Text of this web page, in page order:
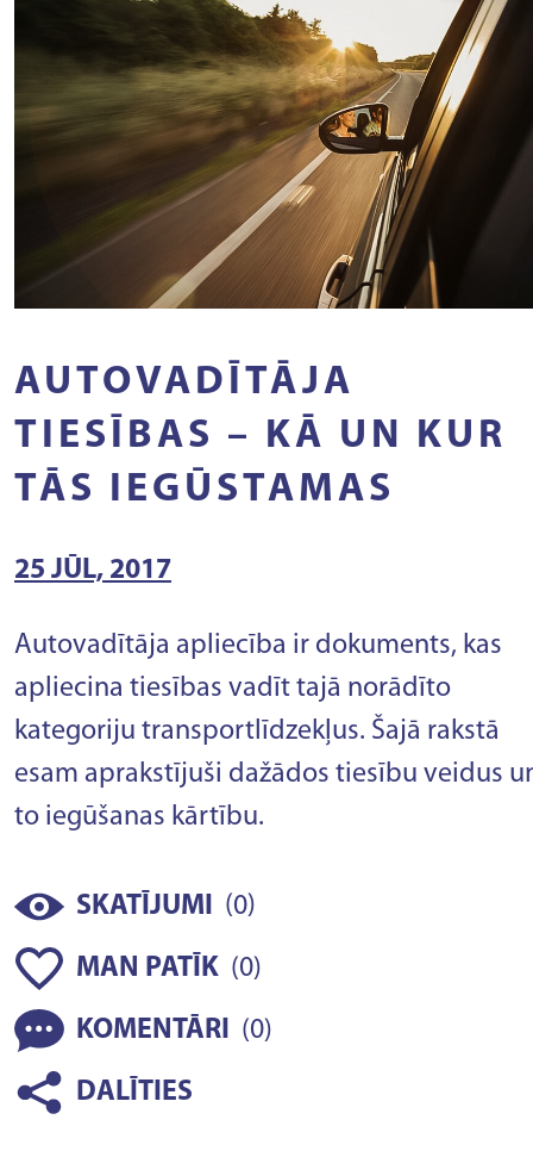
AUTOVADĪTĀJA
TIESĪBAS – KĀ UN KUR
TĀS IEGŪSTAMAS
25 JŪL, 2017
Autovadītāja apliecība ir dokuments, kas
apliecina tiesības vadīt tajā norādīto
kategoriju transportlīdzekļus. Šajā rakstā
esam aprakstījuši dažādos tiesību veidus
to iegūšanas kārtību.
SKATĪJUMI (0)
MAN PATĪK (0)
KOMENTĀRI (0)
DALĪTIES